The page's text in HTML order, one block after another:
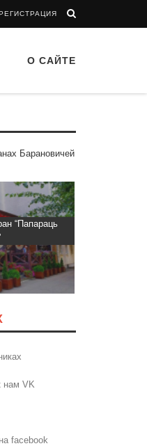
О САЙТЕ
Барановичей
“Папараць
нам VK
facebook